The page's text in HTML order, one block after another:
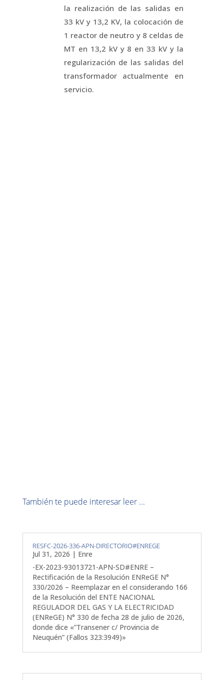
la realización de las salidas en
33 kV y 13,2 KV, la colocación de
1 reactor de neutro y 8 celdas de
MT en 13,2 kV y 8 en 33 kV y la
regularización de las salidas del
transformador actualmente en
servicio.
También te puede interesar leer ...
RESFC-2026-336-APN-DIRECTORIO#ENREGE
Jul 31, 2026 | Enre
-EX-2023-93013721-APN-SD#ENRE –
Rectificación de la Resolución ENReGE N°
330/2026 – Reemplazar en el considerando 166
de la Resolución del ENTE NACIONAL
REGULADOR DEL GAS Y LA ELECTRICIDAD
(ENReGE) N° 330 de fecha 28 de julio de 2026,
donde dice «”Transener c/ Provincia de
Neuquén” (Fallos 323:3949)»